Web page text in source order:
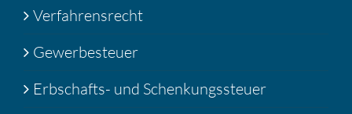
Verfahrensrecht
Gewerbesteuer
Erbschafts- und Schenkungssteuer